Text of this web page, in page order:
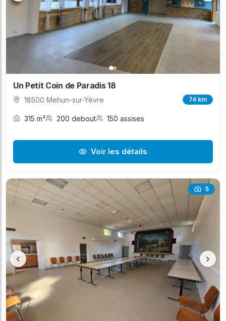
Un Petit Coin de Paradis 18
18500 Mehun-sur-Yèvre 74 km
315 m² 200 debout 150 assises
Voir les détails
5
‹ ›